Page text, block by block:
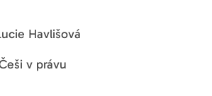
Havlišová
v právu